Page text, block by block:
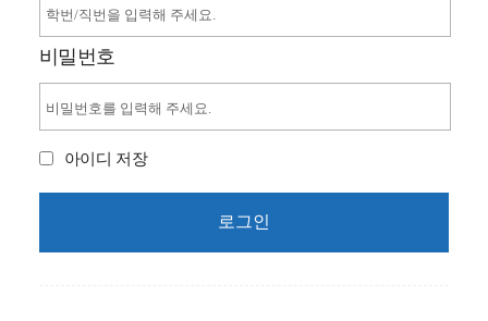
비밀번호
아이디 저장